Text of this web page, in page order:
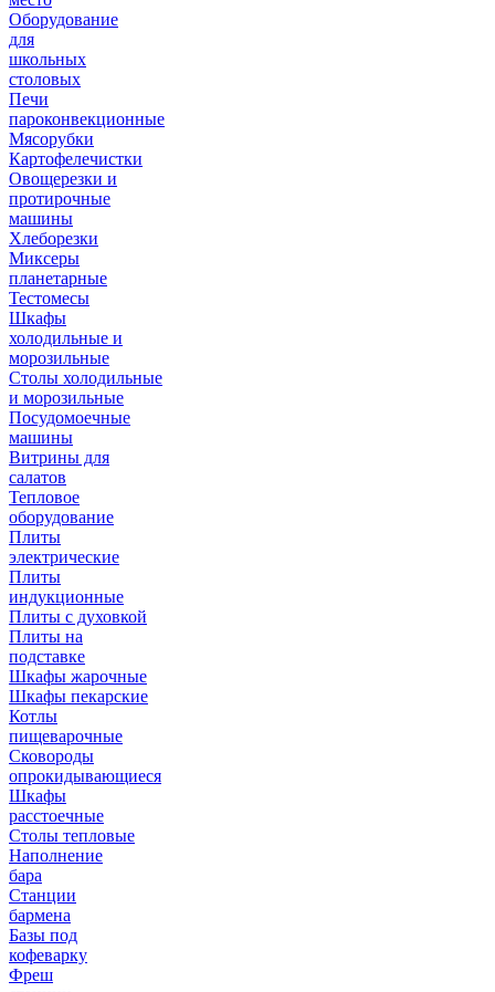
Оборудование
для
школьных
столовых
Печи
пароконвекционные
Мясорубки
Картофелечистки
Овощерезки и
протирочные
машины
Хлеборезки
Миксеры
планетарные
Тестомесы
Шкафы
холодильные и
морозильные
Столы холодильные
и морозильные
Посудомоечные
машины
Витрины для
салатов
Тепловое
оборудование
Плиты
электрические
Плиты
индукционные
Плиты с духовкой
Плиты на
подставке
Шкафы жарочные
Шкафы пекарские
Котлы
пищеварочные
Сковороды
опрокидывающиеся
Шкафы
расстоечные
Столы тепловые
Наполнение
бара
Станции
бармена
Базы под
кофеварку
Фреш